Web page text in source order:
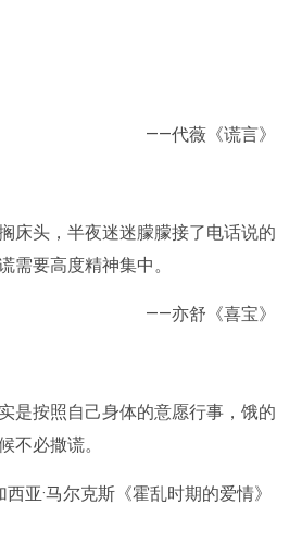
——代薇《谎言》
床头，半夜迷迷朦朦接了电话说的
需要高度精神集中。
——亦舒《喜宝》
是按照自己身体的意愿行事，饿的
不必撒谎。
亚·马尔克斯《霍乱时期的爱情》